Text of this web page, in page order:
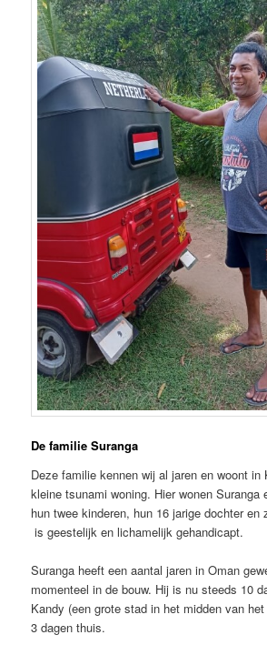
De familie Suranga
Deze familie kennen wij al jaren en woont in
kleine tsunami woning. Hier wonen Suranga
hun twee kinderen, hun 16 jarige dochter en
is geestelijk en lichamelijk gehandicapt.
Suranga heeft een aantal jaren in Oman
momenteel in de bouw. Hij is nu steeds 10
Kandy (een grote stad in het midden van
3 dagen thuis.